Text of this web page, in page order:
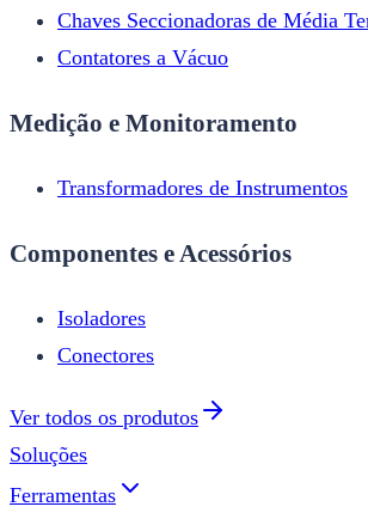
Chaves Seccionadoras de Média
Contatores a Vácuo
Medição e Monitoramento
Transformadores de Instrumentos
Componentes e Acessórios
Isoladores
Conectores
Ver todos os produtos
Soluções
Ferramentas